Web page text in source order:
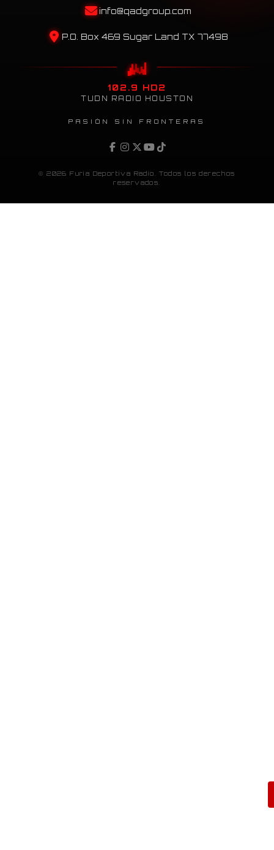
info@qadgroup.com
P.O. Box 469 Sugar Land TX 77498
102.9 HD2
TUDN RADIO HOUSTON
PASIÓN SIN FRONTERAS
© 2026 Furia Deportiva Radio. Todos los derechos
reservados.